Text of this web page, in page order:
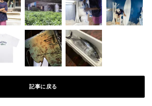
記事に戻る